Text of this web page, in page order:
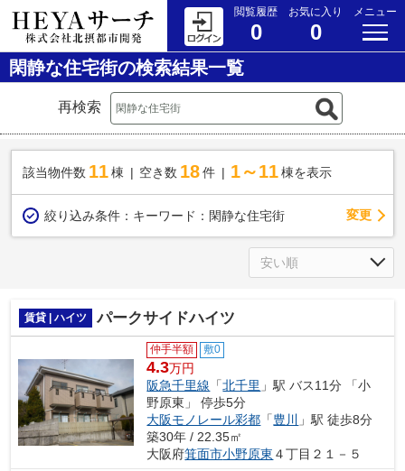
閲覧履歴
0
お気に入り
0
メニュー
閑静な住宅街の検索結果一覧
再検索
該当物件数 11棟 空き数 18 件 1～11 棟を表示
絞り込み条件： キーワード：閑静な住宅街 変更
賃貸 | ハイツ パークサイドハイツ
仲手半額 敷0
4.3万円
阪急千里線 「北千里 」駅 バス11分 「小
野原東」 停歩5分
大阪モノレール彩都 「豊川
」駅 徒歩8分
築30年 / 22.35㎡
大阪府箕面市小野原東 ４丁目２１－５